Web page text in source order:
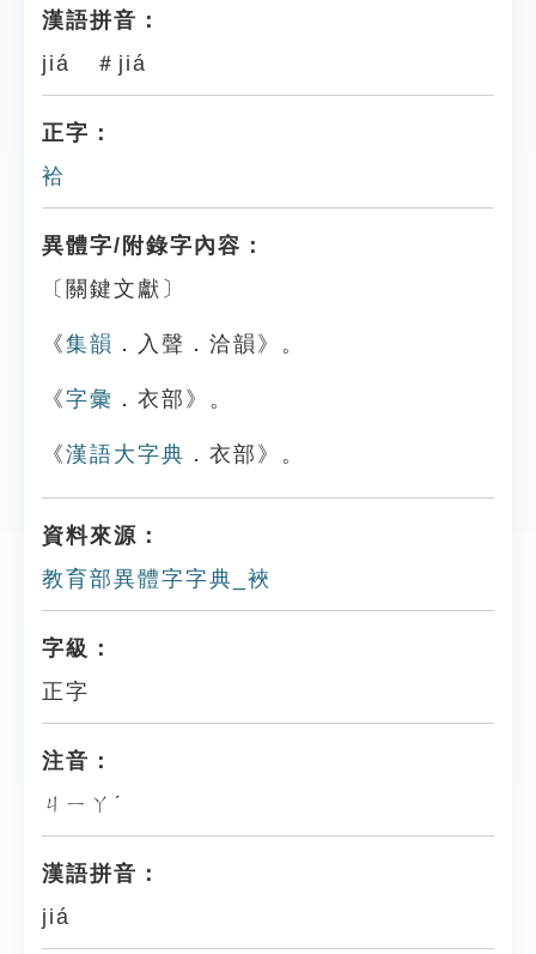
漢語拼音：
jiá ＃jiá
正字：
袷
異體字/附錄字內容：
〔關鍵文獻〕
《集韻 ．入聲．洽韻》。
《字彙 ．衣部》。
《漢語大字典 ．衣部》。
資料來源：
教育部異體字字典_裌
字級：
正字
注音：
ㄐㄧㄚˊ
漢語拼音：
jiá